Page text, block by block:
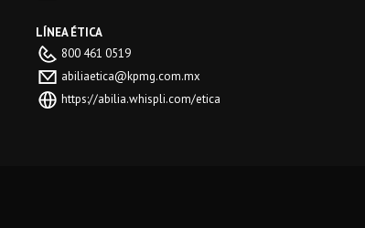
LÍNEA ÉTICA
800 461 0519
abiliaetica@kpmg.com.mx
https://abilia.whispli.com/etica